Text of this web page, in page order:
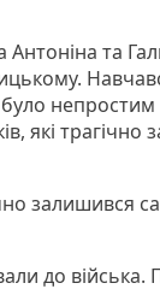
Антоніна та
які трагічно
залишився
до